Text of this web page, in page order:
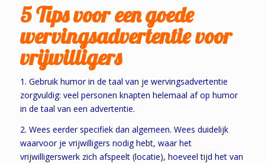
5 Tips voor een goede
wervingsadvertentie voor
vrijwilligers
1. Gebruik humor in de taal van je wervingsadvertentie
zorgvuldig: veel personen knapten helemaal af op humor
in de taal van een advertentie.
2. Wees eerder specifiek dan algemeen. Wees duidelijk
waarvoor je vrijwilligers nodig hebt, waar het
vrijwilligerswerk zich afspeelt (locatie), hoeveel tijd het van